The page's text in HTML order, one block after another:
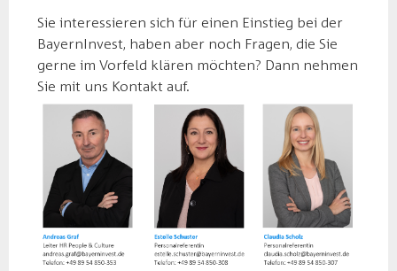
Sie interessieren sich für einen Einstieg bei der
BayernInvest, haben aber noch Fragen, die Sie
gerne im Vorfeld klären möchten? Dann nehmen
Sie mit uns Kontakt auf.